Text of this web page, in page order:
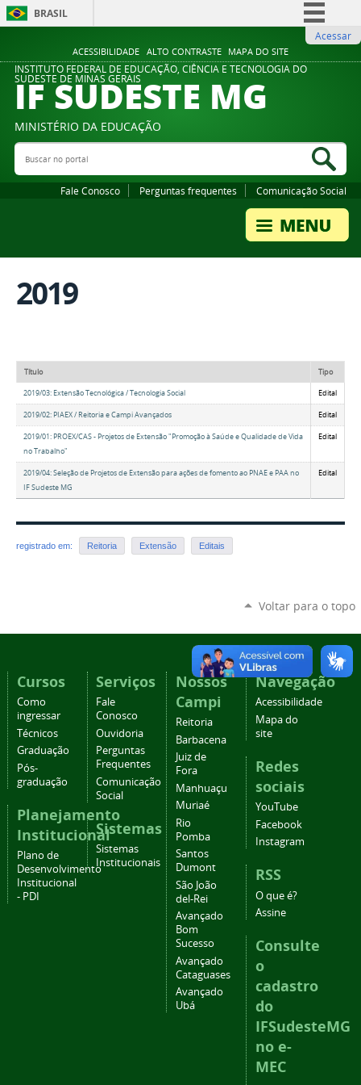
ACESSIBILIDADE ALTO CONTRASTE MAPA DO SITE
BRASIL
Comunica BR
Participe
Legislação
Acessar
INSTITUTO FEDERAL DE EDUCAÇÃO, CIÊNCIA E TECNOLOGIA DO
SUDESTE DE MINAS GERAIS
IF SUDESTE MG
MINISTÉRIO DA EDUCAÇÃO
Buscar no portal
Fale Conosco Perguntas frequentes Comunicação Social
2019
Título Tipo
2019/03: Extensão Tecnológica / Tecnologia Social Edital
2019/02: PIAEX / Reitoria e Campi Avançados Edital
2019/01: PROEX/CAS - Projetos de Extensão "Promoção à Saúde e Qualidade de Vida
no Trabalho"
Edital
2019/04: Seleção de Projetos de Extensão para ações de fomento ao PNAE e PAA no
IF Sudeste MG
Edital
registrado em: Reitoria Extensão Editais
Voltar para o topo
Cursos
Como
ingressar
Técnicos
Graduação
Pós-
graduação
Planejamento
Institucional
Plano de
Desenvolvimento
Institucional
- PDI
Serviços
Fale
Conosco
Ouvidoria
Perguntas
Frequentes
Comunicação
Social
Sistemas
Sistemas
Institucionais
Nossos
Campi
Reitoria
Barbacena
Juiz de
Fora
Manhuaçu
Muriaé
Rio
Pomba
Santos
Dumont
São João
del-Rei
Avançado
Bom
Sucesso
Avançado
Cataguases
Avançado
Ubá
Navegação
Acessibilidade
Mapa do
site
Redes
sociais
YouTube
Facebook
Instagram
RSS
O que é?
Assine
Consulte
o
cadastro
do
IFSudesteMG
no e-
MEC